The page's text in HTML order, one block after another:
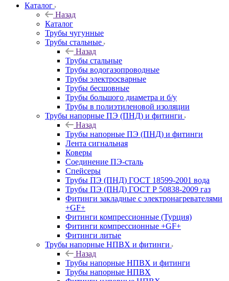
Каталог
Назад
Каталог
Трубы чугунные
Трубы стальные
Назад
Трубы стальные
Трубы водогазопроводные
Трубы электросварные
Трубы бесшовные
Трубы большого диаметра и б/у
Трубы в полиэтиленовой изоляции
Трубы напорные ПЭ (ПНД) и фитинги
Назад
Трубы напорные ПЭ (ПНД) и фитинги
Лента сигнальная
Коверы
Соединение ПЭ-сталь
Спейсеры
Трубы ПЭ (ПНД) ГОСТ 18599-2001 вода
Трубы ПЭ (ПНД) ГОСТ Р 50838-2009 газ
Фитинги закладные с электронагревателями
+GF+
Фитинги компрессионные (Турция)
Фитинги компрессионные +GF+
Фитинги литые
Трубы напорные НПВХ и фитинги
Назад
Трубы напорные НПВХ и фитинги
Трубы напорные НПВХ